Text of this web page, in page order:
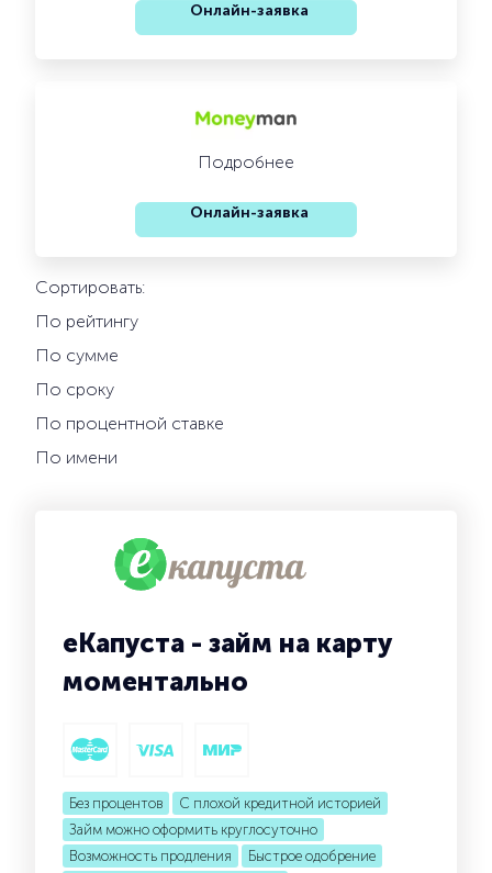
Онлайн-заявка
Подробнее
Онлайн-заявка
Сортировать:
По рейтингу
По сумме
По сроку
По процентной ставке
По имени
еКапуста - займ на карту
моментально
Без процентов
С плохой кредитной историей
Займ можно оформить круглосуточно
Возможность продления
Быстрое одобрение